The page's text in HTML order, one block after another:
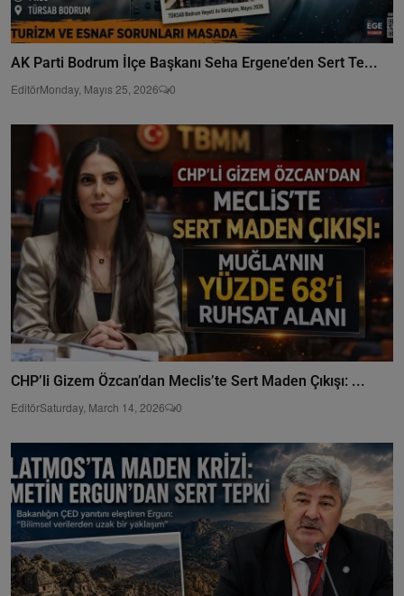
AK Parti Bodrum İlçe Başkanı Seha Ergene’den Sert Te...
EditörMonday, Mayıs 25, 2026 0
CHP’li Gizem Özcan’dan Meclis’te Sert Maden Çıkışı: ...
EditörSaturday, March 14, 2026 0